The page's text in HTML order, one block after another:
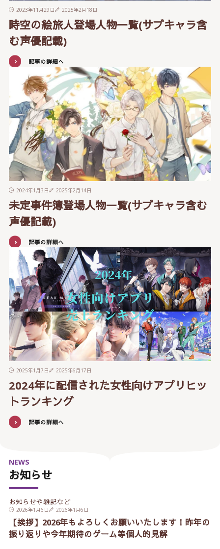
2023年11月29日 2025年2月18日
時空の絵旅人登場人物一覧(サブキャラ含
む声優記載)
記事の詳細へ
2024年1月3日 2025年2月14日
未定事件簿登場人物一覧(サブキャラ含む
声優記載)
記事の詳細へ
2025年1月7日 2025年6月17日
2024年に配信された女性向けアプリヒッ
トランキング
記事の詳細へ
お知らせ
NEWS
お知らせや雑記など
2026年1月6日 2026年1月6日
【挨拶】2026年もよろしくお願いいたします！昨年の
振り返りや今年期待のゲーム等個人的見解